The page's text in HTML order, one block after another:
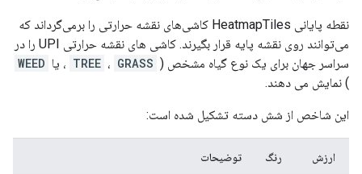
نقطه پایانی HeatmapTiles کاشی‌های نقشه حرارتی را برمی‌گرداند که
می‌توانند روی نقشه پایه قرار بگیرند. کاشی های نقشه حرارتی UPI را در
سراسر جهان برای یک نوع گیاه مشخص (
TREE ، GRASS ، یا WEED
) نمایش می دهند.
این شاخص از شش دسته تشکیل شده است:
ارزش رنگ توضیحات